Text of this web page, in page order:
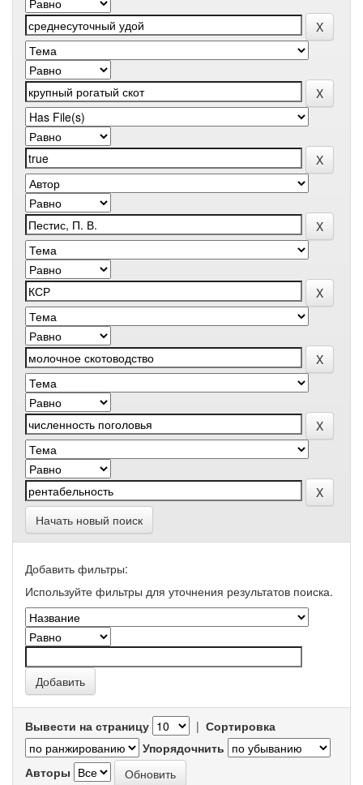
Начать новый поиск
Добавить фильтры:
Используйте фильтры для уточнения результатов поиска.
Вывести на страницу | Сортировка
Упорядочнить
Авторы